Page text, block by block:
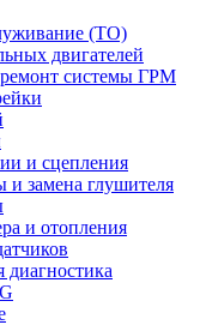
(ТО)
двигателей
системы ГРМ
и сцепления
замена глушителя
и отопления
диагностика